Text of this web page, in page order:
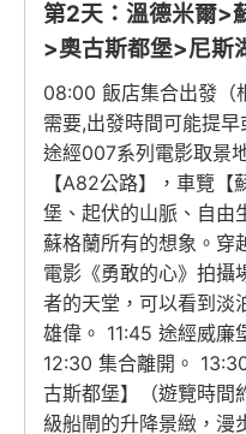
第2天：溫德米爾>
>奧古斯都堡>尼斯
08:00 飯店集合出發（
需要,出發時間可能提
途經007系列電影取景
【A82公路】，車覽
堡、起伏的山脈、自由
蘇格蘭所有的想象。穿
電影《勇敢的心》拍攝
者的天堂，可以看到淡
雄偉。 11:45 途經威廉
12:30 集合離開。
古斯都堡】（遊覽時間
級船閘的升降景緻，漫